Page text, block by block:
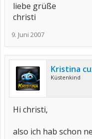
liebe grüße
christi
9. Juni 2007
Kristina
Küstenkind
Hi christi,
also ich hab schon